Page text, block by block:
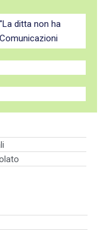
ditta non ha